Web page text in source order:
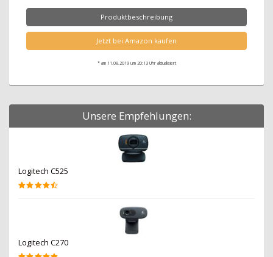
Produktbeschreibung
Jetzt bei Amazon kaufen
* am 11.08.2019 um 20:13 Uhr aktualisiert
Unsere Empfehlungen:
Logitech C525
Logitech C270